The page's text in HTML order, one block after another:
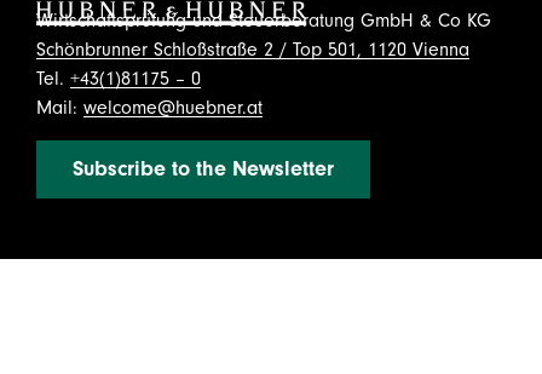
Wirtschaftsprüfung und Steuerberatung GmbH & Co KG
Schönbrunner Schloßstraße 2 / Top 501, 1120 Vienna
Tel. +43(1)81175 – 0
Mail: welcome@huebner.at
Subscribe to the Newsletter